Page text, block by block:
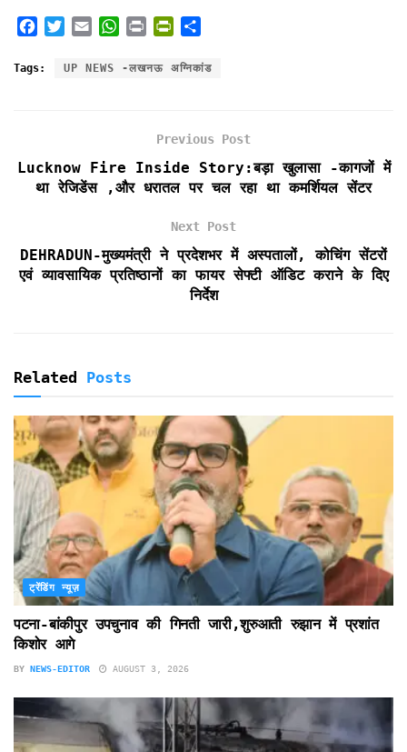
c
k
i
a
a
p
i
i
r
i
e
d
l
y
a
Tags: UP NEWS -लखनऊ अग्निकांड
Previous Post
Lucknow Fire Inside Story:बड़ा खुलासा -कागजों में
था रेजिडेंस ,और धरातल पर चल रहा था कमर्शियल सेंटर
Next Post
DEHRADUN-मुख्यमंत्री ने प्रदेशभर में अस्पतालों, कोचिंग सेंटरों
एवं व्यावसायिक प्रतिष्ठानों का फायर सेफ्टी ऑडिट कराने के दिए
निर्देश
Related Posts
ट्रेंडिंग न्यूज़
पटना-बांकीपुर उपचुनाव की गिनती जारी,शुरुआती रुझान में प्रशांत
किशोर आगे
BY NEWS-EDITOR AUGUST 3, 2026